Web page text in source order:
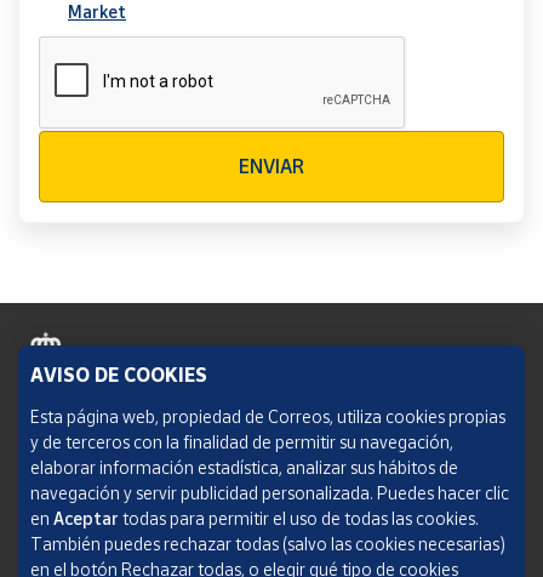
Market
ENVIAR
Política de cookies
Aviso legal
Condiciones del servicio
Política de Privacidad Web
AVISO DE COOKIES
Esta página web, propiedad de Correos, utiliza cookies propias
y de terceros con la finalidad de permitir su navegación,
elaborar información estadística, analizar sus hábitos de
navegación y servir publicidad personalizada. Puedes hacer clic
en Aceptar todas para permitir el uso de todas las cookies.
También puedes rechazar todas (salvo las cookies necesarias)
en el botón Rechazar todas, o elegir qué tipo de cookies